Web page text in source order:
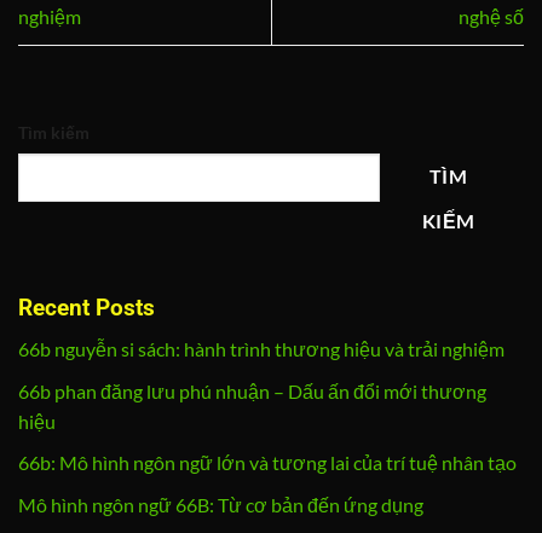
nghiệm
nghệ số
Tìm kiếm
TÌM
KIẾM
Recent Posts
66b nguyễn si sách: hành trình thương hiệu và trải nghiệm
66b phan đăng lưu phú nhuận – Dấu ấn đổi mới thương
hiệu
66b: Mô hình ngôn ngữ lớn và tương lai của trí tuệ nhân tạo
Mô hình ngôn ngữ 66B: Từ cơ bản đến ứng dụng